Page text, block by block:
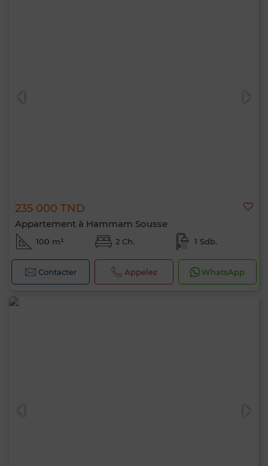
235 000 TND
Appartement à Hammam Sousse
100 m² 2 Ch. 1 Sdb.
Contacter Appelez WhatsApp